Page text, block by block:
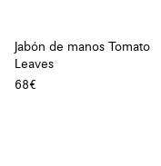
Jabón de manos Tomato
Leaves
68€